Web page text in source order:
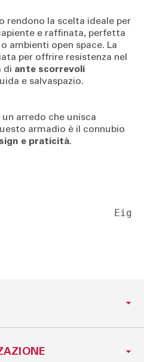
rendono la scelta ideale per
e raffinata, perfetta
ambienti open space. La
per offrire resistenza nel
di ante scorrevoli
e salvaspazio.
arredo che unisca
armadio è il connubio
e praticità.
Eig